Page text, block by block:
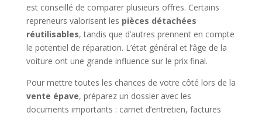
est conseillé de comparer plusieurs offres. Certains
repreneurs valorisent les pièces détachées
réutilisables, tandis que d’autres prennent en compte
le potentiel de réparation. L’état général et l’âge de la
voiture ont une grande influence sur le prix final.
Pour mettre toutes les chances de votre côté lors de la
vente épave, préparez un dossier avec les
documents importants : carnet d’entretien, factures